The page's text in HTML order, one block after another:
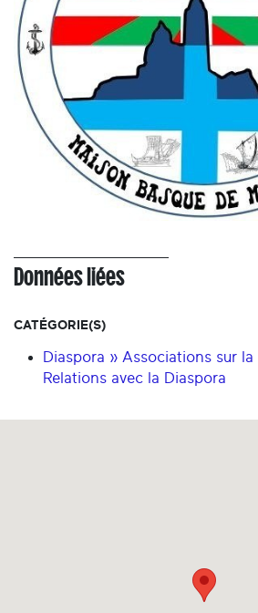
Données liées
CATÉGORIE(S)
Diaspora » Associations sur la
Relations avec la Diaspora